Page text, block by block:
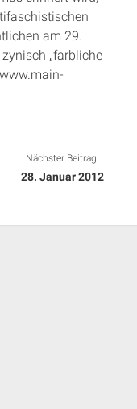
am 29.
„farbliche
Nächster Beitrag...
28. Januar 2012